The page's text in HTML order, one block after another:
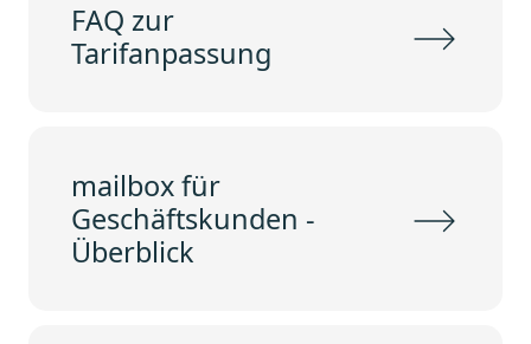
FAQ zur
Tarifanpassung
mailbox für
Geschäftskunden -
Überblick